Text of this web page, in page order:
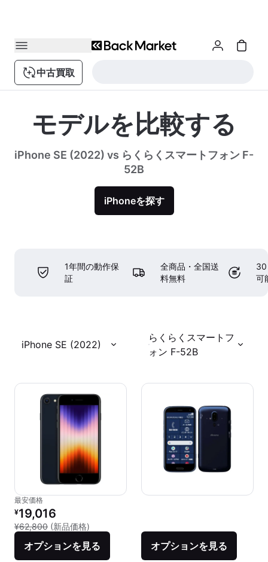
中古買取
モデルを比較する
iPhone SE (2022) vs らくらくスマートフォン F-
52B
iPhoneを探す
1年間の動作保
証
全商品・全国送
料無料
30
可
iPhone SE (2022)
らくらくスマートフ
ォン F-52B
最安価格
リファービッシュ品の価格：
¥19,016
¥62,800 (新品価格)
オプションを見る オプションを見る